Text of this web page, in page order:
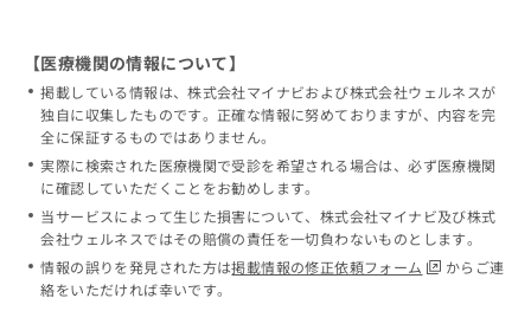
【医療機関の情報について】
掲載している情報は、株式会社マイナビおよび株式会社ウェルネスが
独自に収集したものです。正確な情報に努めておりますが、内容を完
全に保証するものではありません。
実際に検索された医療機関で受診を希望される場合は、必ず医療機関
に確認していただくことをお勧めします。
当サービスによって生じた損害について、株式会社マイナビ及び株式
会社ウェルネスではその賠償の責任を一切負わないものとします。
情報の誤りを発見された方は掲載情報の修正依頼フォーム
からご連
絡をいただければ幸いです。